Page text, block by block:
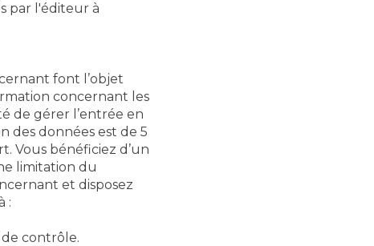
par l'éditeur à
font l’objet
concernant les
de gérer l’entrée en
des données est de 5
Vous bénéficiez d’un
limitation du
et disposez
:
contrôle.